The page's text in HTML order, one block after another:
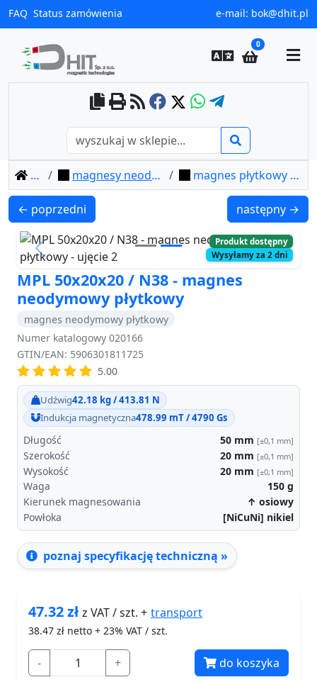
FAQ Status zamówienia e-mail: bok@dhit.pl
0
home magnesy neodymowe płytkowe magnes płytkowy mpl 50x20x20 / n38
MPL 50x20x10 / N38 - magnes neodymowy płytkowy
← poprzedni MPL
następny →
Produkt dostępny
Wysyłamy za 2 dni
Previous Next
MPL 50x20x20 / N38 - magnes
neodymowy płytkowy
magnes neodymowy płytkowy
Numer katalogowy 020166
GTIN/EAN: 5906301811725
5.00
Udźwig42.18 kg / 413.81 N
Indukcja magnetyczna478.99 mT / 4790 Gs
Długość 50 mm [±0,1 mm]
Szerokość 20 mm [±0,1 mm]
Wysokość 20 mm [±0,1 mm]
Waga 150 g
Kierunek magnesowania
↑ osiowy
Powłoka
[NiCuNi] nikiel
poznaj specyfikację techniczną »
47.32złz VAT / szt. + transport
38.47 zł netto + 23% VAT / szt.
- + do koszyka